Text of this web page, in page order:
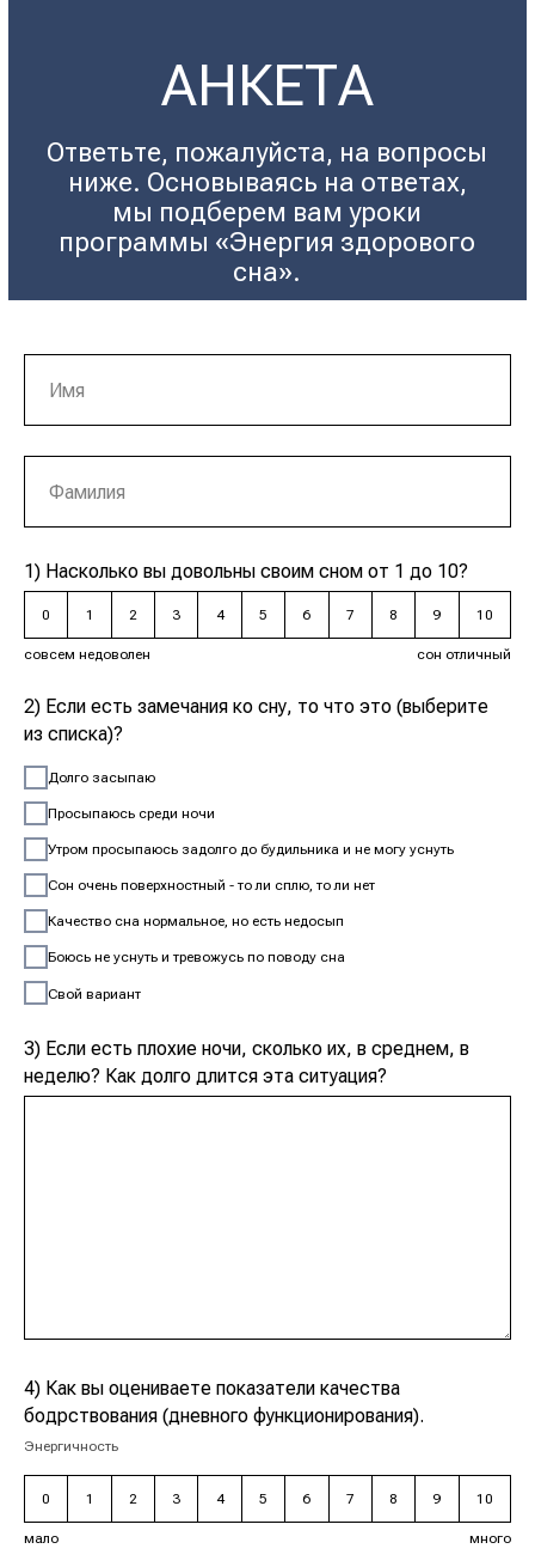
АНКЕТА
Ответьте, пожалуйста, на вопросы
мы подберем вам уроки
программы «Энергия здорового
сна».
1) Насколько вы довольны своим сном от 1 до 10?
0 1 2 3 4 5 6 7 8 9 10
совсем недоволен сон отличный
2) Если есть замечания ко сну, то что это (выберите
из списка)?
Долго засыпаю
Просыпаюсь среди ночи
Утром просыпаюсь задолго до будильника и не могу уснуть
Сон очень поверхностный - то ли сплю, то ли нет
Качество сна нормальное, но есть недосып
Боюсь не уснуть и тревожусь по поводу сна
Свой вариант
3) Если есть плохие ночи, сколько их, в среднем, в
неделю? Как долго длится эта ситуация?
4) Как вы оцениваете показатели качества
бодрствования (дневного функционирования).
Энергичность
0 1 2 3 4 5 6 7 8 9 10
мало много